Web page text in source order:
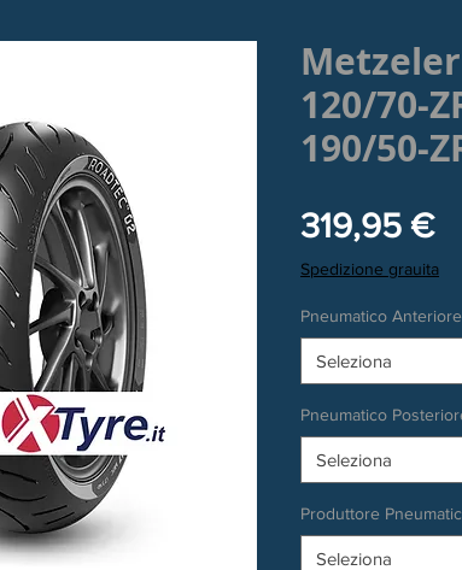
120/70-
190/50-
319,95 €
Spedizione grauita
Pneumatico Anteriore
Seleziona
Pneumatico
Seleziona
Produttore
Seleziona